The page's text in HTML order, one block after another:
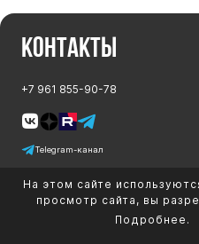
Контакты
+7 961 855-90-78
Telegram-канал
На этом сайте
просмотр сайта, вы
Подробнее .